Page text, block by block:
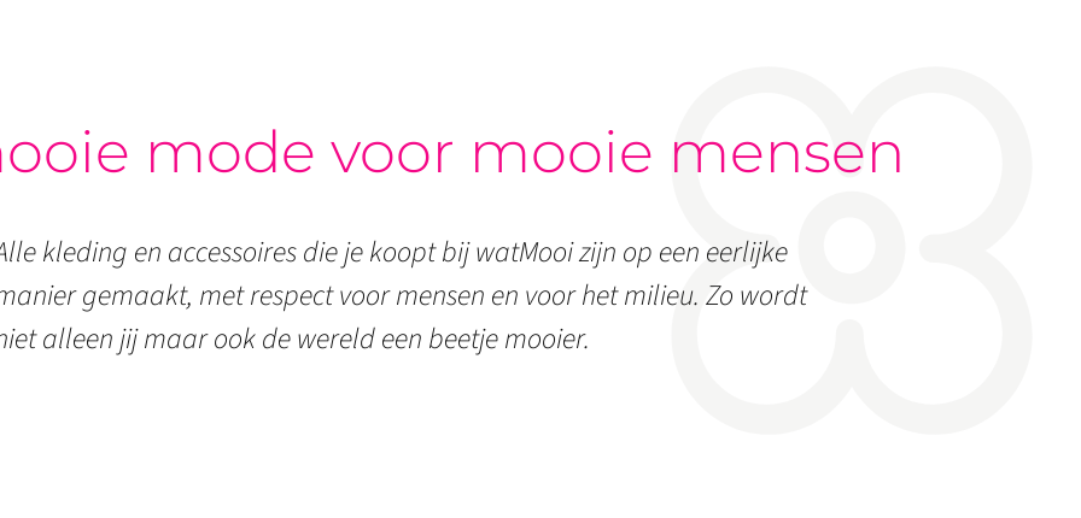
mode voor mooie mensen
kleding en accessoires die je koopt bij watMooi zijn op een eerlijke
gemaakt, met respect voor mensen en voor het milieu. Zo wordt
alleen jij maar ook de wereld een beetje mooier.